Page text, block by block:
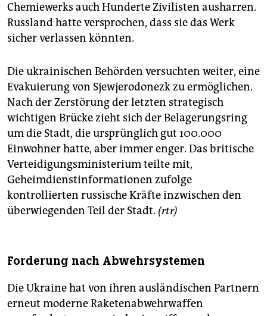
Chemiewerks auch Hunderte Zivilisten ausharren.
Russland hatte versprochen, dass sie das Werk
sicher verlassen könnten.
Die ukrainischen Behörden versuchten weiter, eine
Evakuierung von Sjewjerodonezk zu ermöglichen.
Nach der Zerstörung der letzten strategisch
wichtigen Brücke zieht sich der Belagerungsring
um die Stadt, die ursprünglich gut 100.000
Einwohner hatte, aber immer enger. Das britische
Verteidigungsministerium teilte mit,
Geheimdienstinformationen zufolge
kontrollierten russische Kräfte inzwischen den
überwiegenden Teil der Stadt. (rtr)
Forderung nach Abwehrsystemen
Die Ukraine hat von ihren ausländischen Partnern
erneut moderne Raketenabwehrwaffen